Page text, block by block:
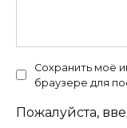
Сохранить моё
браузере для
Пожалуйста,